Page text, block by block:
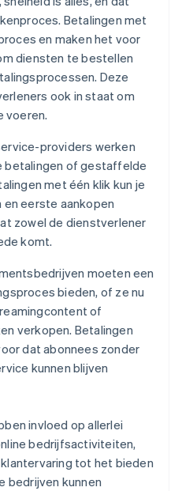
Betalingen met
en maken het voor
diensten te bestellen
Deze
ook in staat om
voeren.
providers werken
betalingen of gestaffelde
met één klik kun je
eerste aankopen
zowel de dienstverlener
komt.
moeten een
bieden, of ze nu
of
verkopen. Betalingen
dat abonnees zonder
kunnen blijven
invloed op allerlei
bedrijfsactiviteiten,
tot het bieden
bedrijven kunnen